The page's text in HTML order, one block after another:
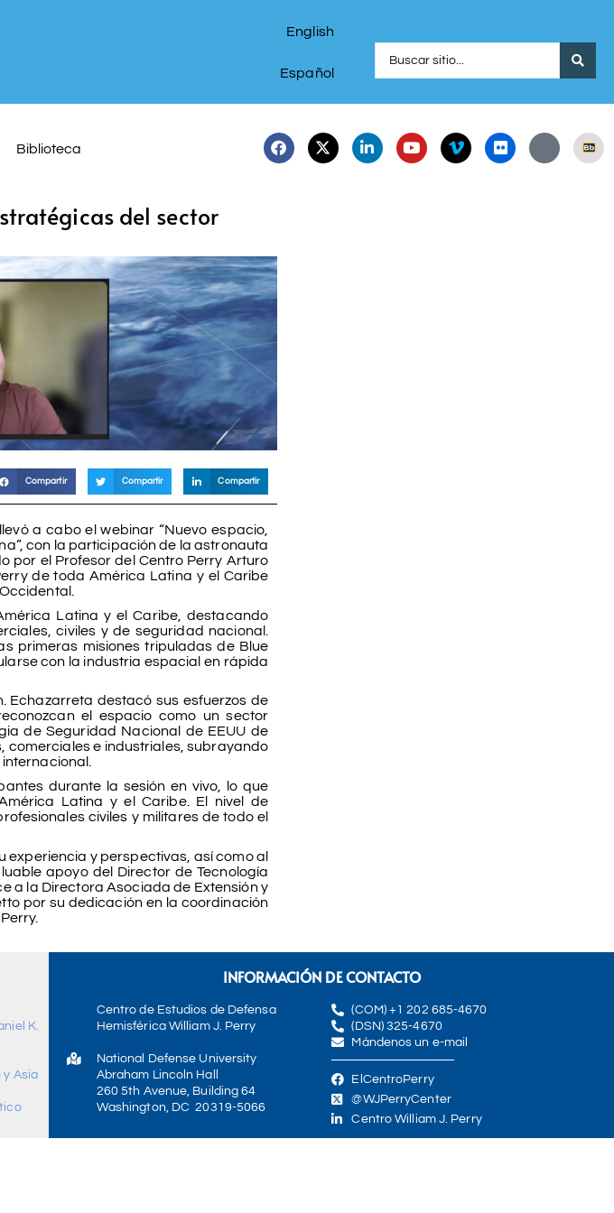
English
Español
Biblioteca
del sector
Compartir Compartir Compartir
a cabo el webinar “Nuevo espacio,
con la participación de la astronauta
por el Profesor del Centro Perry Arturo
de toda América Latina y el Caribe
Latina y el Caribe, destacando
civiles y de seguridad nacional.
primeras misiones tripuladas de Blue
con la industria espacial en rápida
Echazarreta destacó sus esfuerzos de
el espacio como un sector
de Seguridad Nacional de EEUU de
comerciales e industriales, subrayando
durante la sesión en vivo, lo que
Latina y el Caribe. El nivel de
civiles y militares de todo el
y perspectivas, así como al
apoyo del Director de Tecnología
a la Directora Asociada de Extensión y
por su dedicación en la coordinación
K.
y Asia
INFORMACIÓN DE CONTACTO
Centro de Estudios de Defensa
Hemisférica William J. Perry
National Defense University
Abraham Lincoln Hall
260 5th Avenue, Building 64
Washington, DC 20319-5066
(COM) +1 202 685-4670
(DSN) 325-4670
Mándenos un e-mail
ElCentroPerry
@WJPerryCenter
Centro William J. Perry